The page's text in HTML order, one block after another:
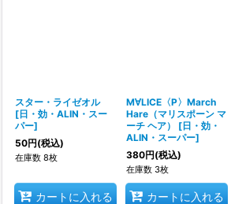
スター・ライゼオル
[日・効・ALIN・スー
パー]
50円(税込)
在庫数 8枚
カートに入れる
M∀LICE〈P〉March
Hare（マリスポーン マ
ーチ ヘア）
[日・効・
ALIN・スーパー]
380円(税込)
在庫数 3枚
カートに入れる